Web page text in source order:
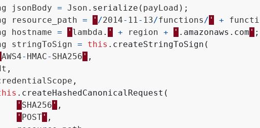
jsonBody = Json . serialize ( payLoad );
resource_path = ' /2014- 11 - 13/functions / ' +
hostname = ' lambda . ' + region + ' . amazonaws . com ' ;
stringToSign = this . createStringToSign (
AWS4- HMAC- SHA256 ' ,
,
,
. createHashedCanonicalRequest (
' SHA256 ' ,
' POST ' ,